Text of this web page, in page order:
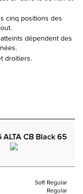
cinq positions des
dépendent des
droitiers.
ALTA CB Black 65
Soft Regular
Regular